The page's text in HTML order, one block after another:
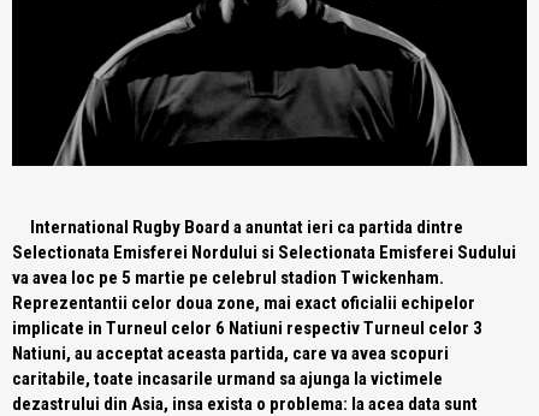
International Rugby Board a anuntat ieri ca partida dintre
Selectionata Emisferei Nordului si Selectionata Emisferei Sudului
va avea loc pe 5 martie pe celebrul stadion Twickenham.
Reprezentantii celor doua zone, mai exact oficialii echipelor
implicate in Turneul celor 6 Natiuni respectiv Turneul celor 3
Natiuni, au acceptat aceasta partida, care va avea scopuri
caritabile, toate incasarile urmand sa ajunga la victimele
dezastrului din Asia, insa exista o problema: la acea data sunt